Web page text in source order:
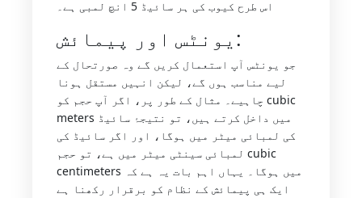
اس طرح کیوب کی ہر سائیڈ 5 انچ لمبی ہے۔
یونٹس اور پیمائش:
جو یونٹس آپ استعمال کریں گے وہ صورتحال کے
لیے مناسب ہوں گے، لیکن انہیں مستقل ہونا
چاہیے۔ مثال کے طور پر، اگر آپ حجم کو cubic
meters میں داخل کرتے ہیں، تو نتیجۂ سائیڈ
کی لمبائی میٹر میں ہوگا، اور اگر سائیڈ کی
لمبائی سینٹی میٹر میں ہے، تو حجم cubic
centimeters میں ہوگا۔ یہاں اہم بات یہ ہے کہ
ایک ہی پیمائش کے نظام کو برقرار رکھنا ہے